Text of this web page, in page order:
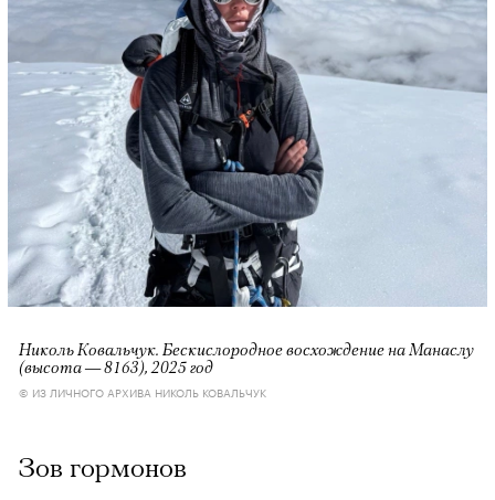
Николь Ковальчук. Бескислородное восхождение на Манаслу
(высота — 8163), 2025 год
© ИЗ ЛИЧНОГО АРХИВА НИКОЛЬ КОВАЛЬЧУК
Зов гормонов